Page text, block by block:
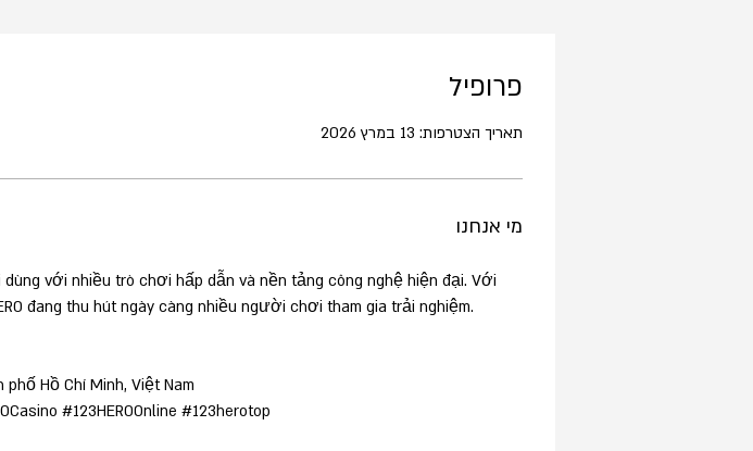
פרופיל
תאריך הצטרפות: 13 במרץ 2026
מי אנחנו
với nhiều trò chơi hấp dẫn và nền tảng công nghệ hiện đại. Với
đang thu hút ngày càng nhiều người chơi tham gia trải nghiệm.
Hồ Chí Minh, Việt Nam
#123HEROOnline #123herotop